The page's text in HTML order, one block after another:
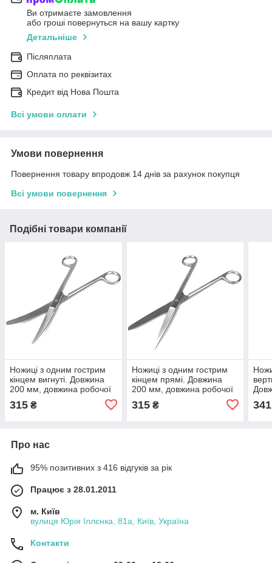
Ви отримаєте замовлення
або гроші повернуться на вашу картку
Детальніше
Післяплата
Оплата по реквізитах
Кредит від Нова Пошта
Всі умови оплати
Умови повернення
Повернення товару впродовж 14 днів за рахунок покупця
Всі умови повернення
Подібні товари компанії
Ножиці з одним гострим
кінцем вигнуті. Довжина
200 мм, довжина робочої
315 ₴
Ножиці з одним гострим
кінцем прямі. Довжина
200 мм, довжина робочої
315₴ 341
Про нас
95% позитивних з 416 відгуків за рік
Працює з 28.01.2011
м. Київ
вулиця Юрія Іллєнка, 81а, Київ, Україна
Контакти